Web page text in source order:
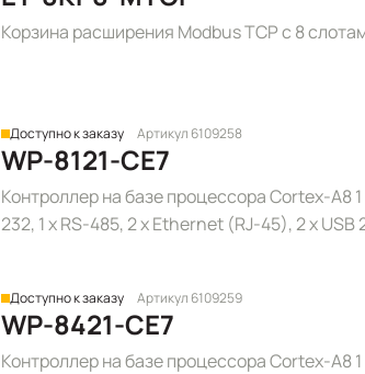
Корзина расширения Modbus TCP с 8
Доступно к заказу Артикул 6109258
WP-8121-CE7
Контроллер на базе процессора Cortex-A8
232, 1 x RS-485, 2 x Ethernet (RJ-45), 2 x
Доступно к заказу Артикул 6109259
WP-8421-CE7
Контроллер на базе процессора Cortex-A8